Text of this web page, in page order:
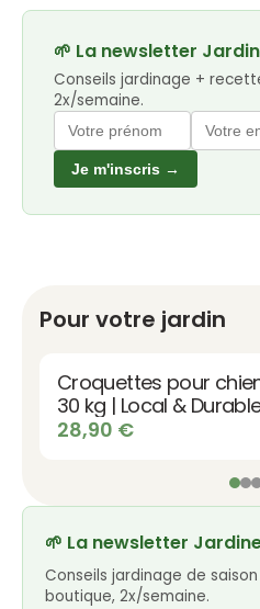
🌱 La newsletter
Conseils jardinage +
2x/semaine.
Je m'inscris →
Pour votre jardin
Croquettes pour
30 kg | Local &
28,90 €
🌱 La newsletter
Conseils jardinage de
boutique, 2x/semaine.